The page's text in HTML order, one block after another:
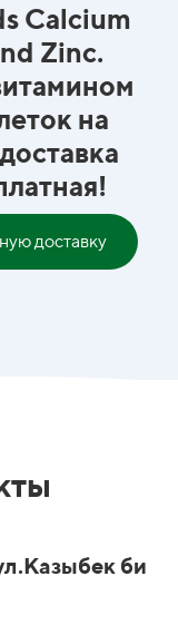
Calcium
Zinc.
на
доставку
би